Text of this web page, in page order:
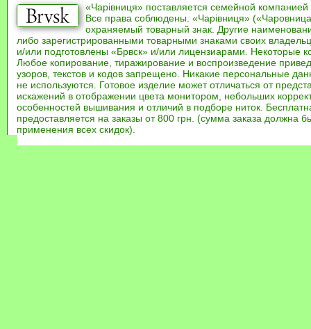
«Чарівниця» поставляется семейной компанией
Все права соблюдены. «Чарівниця»
охраняемый товарный знак. Другие
либо зарегистрированными товарными знаками своих
и/или подготовлены «Брвск» и/или лицензиарами. Некоторые
Любое копирование, тиражирование и воспроизведение
узоров, текстов и кодов запрещено. Никакие персональные
не используются. Готовое изделие может отличаться от
искажений в отображении цвета монитором, небольших
особенностей вышивания и отличий в подборе ниток.
предоставляется на заказы от 800 грн. (сумма заказа должна
применения всех скидок).